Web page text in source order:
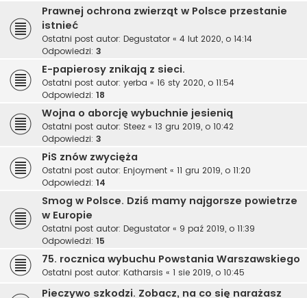
Prawnej ochrona zwierząt w Polsce przestanie
istnieć
Ostatni post autor: Degustator « 4 lut 2020, o 14:14
Odpowiedzi: 3
E-papierosy znikają z sieci.
Ostatni post autor: yerba « 16 sty 2020, o 11:54
Odpowiedzi: 18
Wojna o aborcję wybuchnie jesienią
Ostatni post autor: Steez « 13 gru 2019, o 10:42
Odpowiedzi: 3
PiS znów zwycięża
Ostatni post autor: Enjoyment « 11 gru 2019, o 11:20
Odpowiedzi: 14
Smog w Polsce. Dziś mamy najgorsze powietrze
w Europie
Ostatni post autor: Degustator « 9 paź 2019, o 11:39
Odpowiedzi: 15
75. rocznica wybuchu Powstania Warszawskiego
Ostatni post autor: Katharsis « 1 sie 2019, o 10:45
Pieczywo szkodzi. Zobacz, na co się narażasz